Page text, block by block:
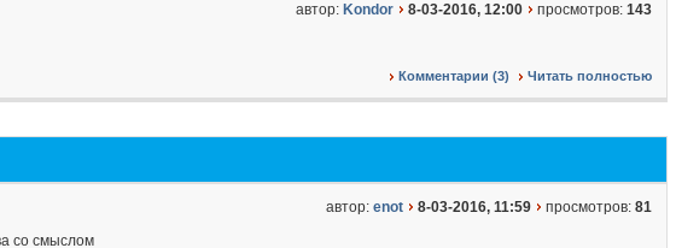
автор: Kondor 8-03-2016, 12:00 просмотров: 143
Комментарии (3) Читать полностью
автор: enot 8-03-2016, 11:59 просмотров: 81